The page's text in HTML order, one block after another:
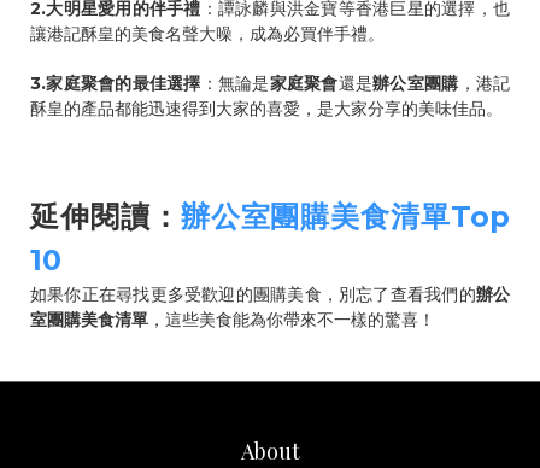
2.大明星愛用的伴手禮 ：譚詠麟與洪金寶等香港巨星的選擇，也
讓港記酥皇的美食名聲大噪，成為必買伴手禮。
3.家庭聚會的最佳選擇 ：無論是家庭聚會還是辦公室團購 ，港記
酥皇的產品都能迅速得到大家的喜愛，是大家分享的美味佳品。
延伸閱讀： 辦公室團購美食清單Top
10
如果你正在尋找更多受歡迎的團購美食，別忘了查看我們的辦公
室團購美食清單 ，這些美食能為你帶來不一樣的驚喜！
About